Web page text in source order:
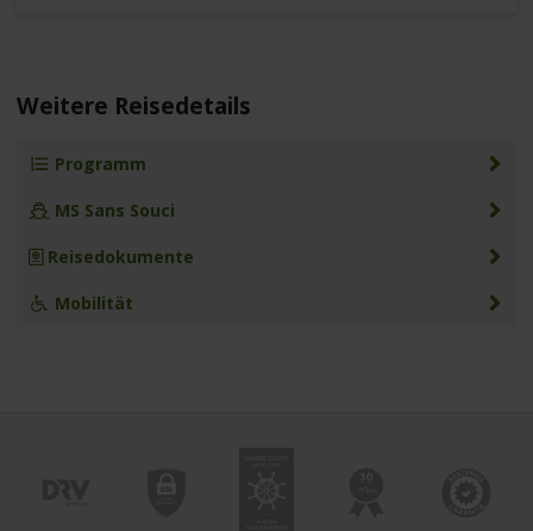
Weitere Reisedetails
Programm
MS Sans Souci
Reisedokumente
Mobilität